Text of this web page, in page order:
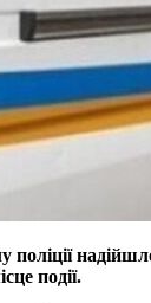
події.